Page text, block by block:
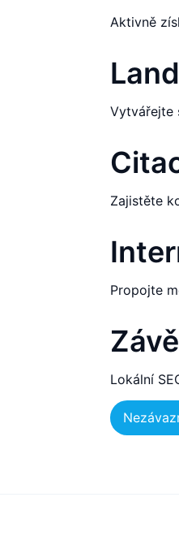
Aktivně
Vytvářejte
Zajistěte
Propojte
Lokální